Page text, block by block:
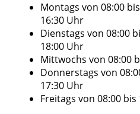
Montags von 08:00
16:30 Uhr
Dienstags von 08:00
18:00 Uhr
Mittwochs von 08:00
Donnerstags von
17:30 Uhr
Freitags von 08:00 bis